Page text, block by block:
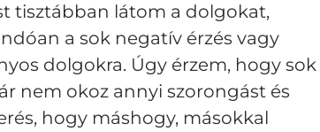
tisztábban látom a dolgokat,
a sok negatív érzés vagy
dolgokra. Úgy érzem, hogy sok
nem okoz annyi szorongást és
hogy máshogy, másokkal